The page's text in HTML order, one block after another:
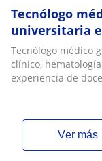
Tecnólogo
universitaria
clínica,
Tecnólogo médico
clínico,
experiencia de
ver más